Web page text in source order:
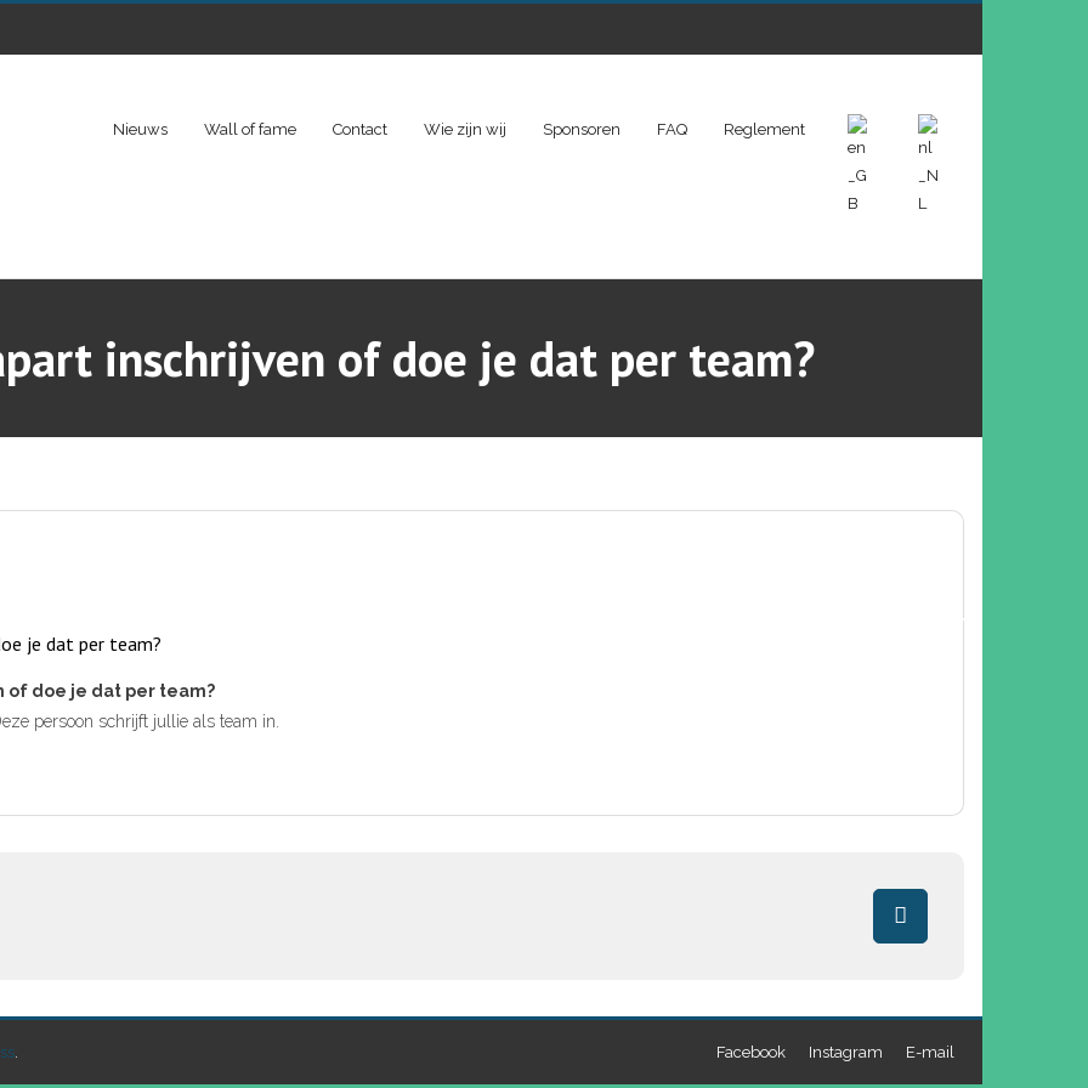
Nieuws Wall of fame Contact Wie zijn wij Sponsoren FAQ Reglement
inschrijven of doe je dat per team?
je dat per team?
of doe je dat per team?
persoon schrijft jullie als team in.
. Facebook Instagram E-mail